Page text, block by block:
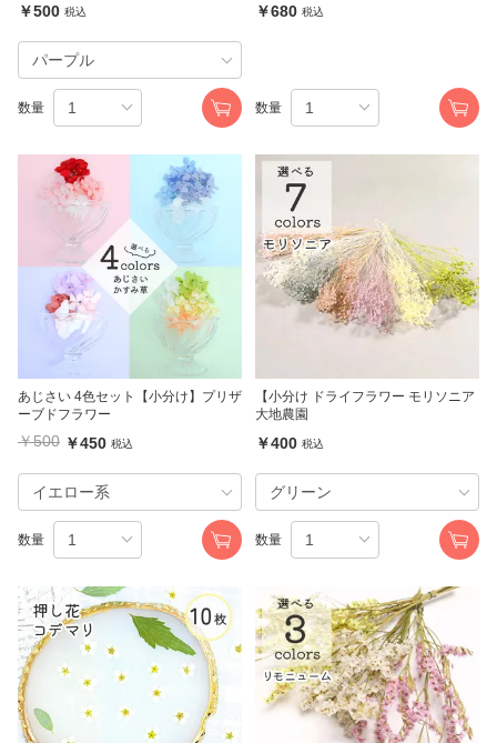
￥500 税込
数量
￥680 税込
数量
あじさい 4色セット【小分け】プリザ
ーブドフラワー
￥500 ￥450 税込
数量
【小分け ドライフラワー モリソニア
大地農園
￥400 税込
数量